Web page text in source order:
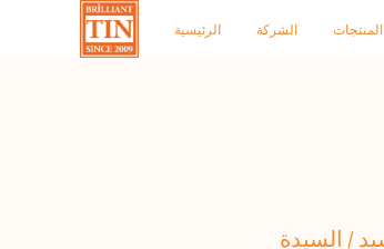
الرئيسية الشركة المنتجات